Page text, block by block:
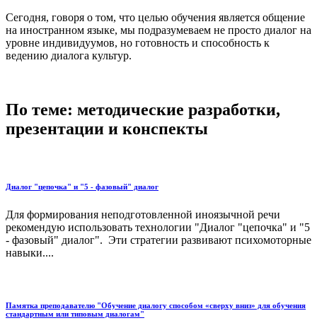
Сегодня, говоря о том, что целью обучения является общение
на иностранном языке, мы подразумеваем не просто диалог на
уровне индивидуумов, но готовность и способность к
ведению диалога культур.
По теме: методические разработки,
презентации и конспекты
Диалог "цепочка" и "5 - фазовый" диалог
Для формирования неподготовленной иноязычной речи
рекомендую использовать технологии "Диалог "цепочка" и "5
- фазовый" диалог". Эти стратегии развивают психомоторные
навыки....
Памятка преподавателю "Обучение диалогу способом «сверху вниз» для обучения
стандартным или типовым диалогам"